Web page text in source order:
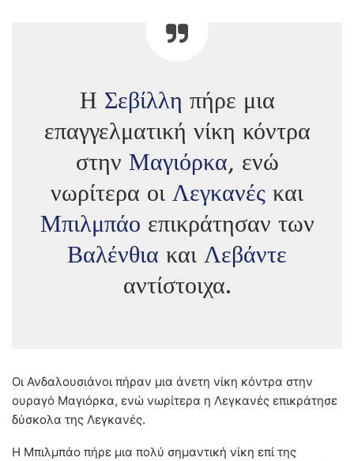
Η Σεβίλλη πήρε μια
επαγγελματική νίκη κόντρα
στην Μαγιόρκα, ενώ
νωρίτερα οι Λεγκανές και
Μπιλμπάο επικράτησαν των
Βαλένθια και Λεβάντε
αντίστοιχα.
Οι Ανδαλουσιάνοι πήραν μια άνετη νίκη κόντρα στην
ουραγό Μαγιόρκα, ενώ νωρίτερα η Λεγκανές επικράτησε
δύσκολα της Λεγκανές.
Η Μπιλμπάο πήρε μια πολύ σημαντική νίκη επί της